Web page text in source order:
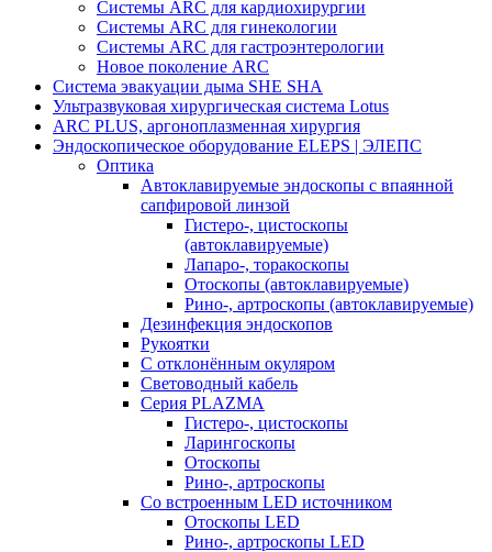
Системы ARC для кардиохирургии
Системы ARC для гинекологии
Системы ARC для гастроэнтерологии
Новое поколение ARC
Система эвакуации дыма SHE SHA
Ультразвуковая хирургическая система Lotus
ARC PLUS, аргоноплазменная хирургия
Эндоскопическое оборудование ELEPS | ЭЛЕПС
Оптика
Автоклавируемые эндоскопы с впаянной
сапфировой линзой
Гистеро-, цистоскопы
(автоклавируемые)
Лапаро-, торакоскопы
Отоскопы (автоклавируемые)
Рино-, артроскопы (автоклавируемые)
Дезинфекция эндоскопов
Рукоятки
С отклонённым окуляром
Световодный кабель
Серия PLAZMA
Гистеро-, цистоскопы
Ларингоскопы
Отоскопы
Рино-, артроскопы
Со встроенным LED источником
Отоскопы LED
Рино-, артроскопы LED